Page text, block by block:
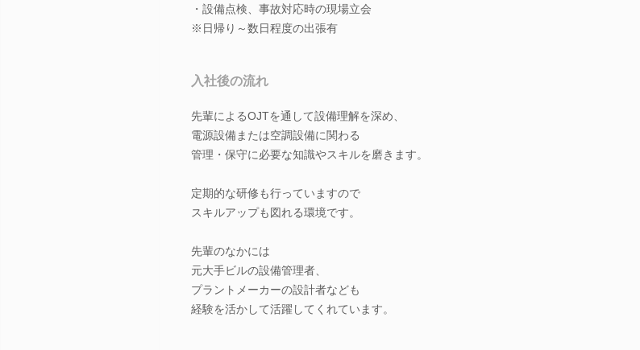
・設備点検、事故対応時の現場立会
※日帰り～数日程度の出張有
入社後の流れ
先輩によるOJTを通して設備理解を深め、
電源設備または空調設備に関わる
管理・保守に必要な知識やスキルを磨きます。
定期的な研修も行っていますので
スキルアップも図れる環境です。
先輩のなかには
元大手ビルの設備管理者、
プラントメーカーの設計者なども
経験を活かして活躍してくれています。